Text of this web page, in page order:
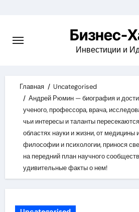
content
Бизнес-
Инвестиции и
Главная
Uncategorised
Андрей Рюмин — биография и
ученого, профессора, врача,
чьи интересы и таланты
областях науки и жизни, от медицины
философии и психологии, принося
на передний план научного
удивительные факты о нем!